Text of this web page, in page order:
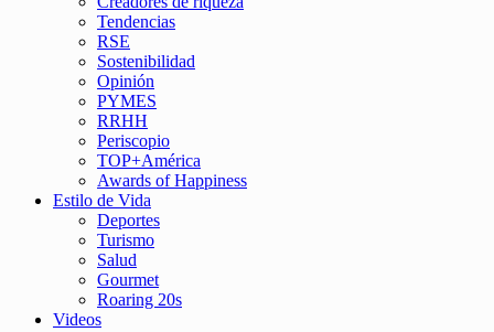
Tendencias
RSE
Sostenibilidad
Opinión
PYMES
RRHH
Periscopio
TOP+América
Awards of Happiness
Estilo de Vida
Deportes
Turismo
Salud
Gourmet
Roaring 20s
Videos